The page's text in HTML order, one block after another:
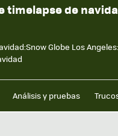
timelapse de
Globe Los
Análisis y pruebas